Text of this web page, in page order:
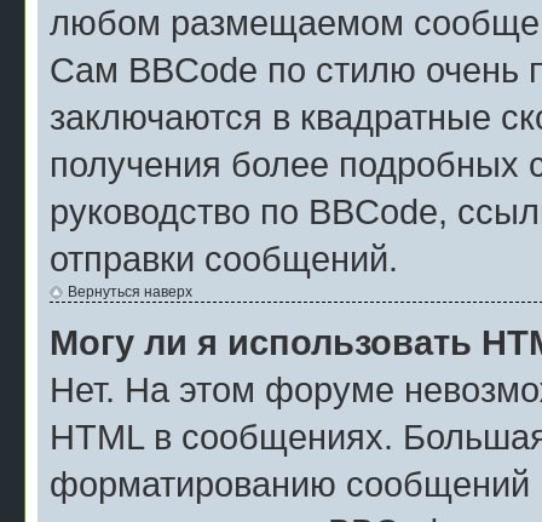
любом размещаемом
Сам BBCode по стилю очень
заключаются в квадратные
получения более подробных
руководство по BBCode,
отправки сообщений.
Вернуться наверх
Могу ли я использовать
Нет. На этом форуме
HTML в сообщениях.
форматированию сообщений